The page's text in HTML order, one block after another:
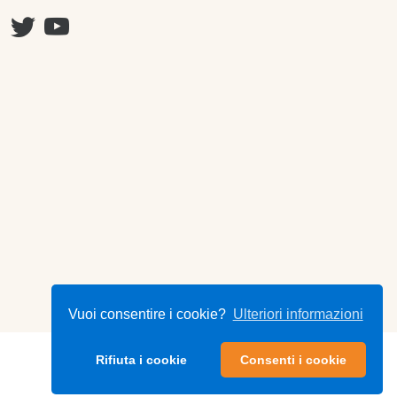
Vuoi consentire i cookie? Ulteriori informazioni
Rifiuta i cookie Consenti i cookie